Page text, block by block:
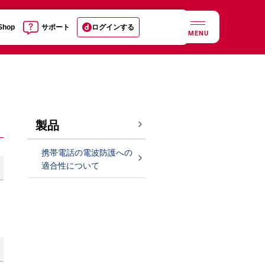
サポート ログインする
MENU
製品
携帯電話の電波防護への
適合性について